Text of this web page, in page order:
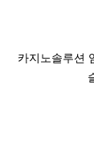
카지노솔루션